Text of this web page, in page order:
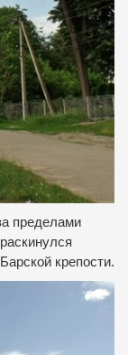
пределами
крепости.